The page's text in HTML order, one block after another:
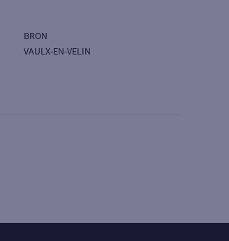
BRON
VAULX-EN-VELIN